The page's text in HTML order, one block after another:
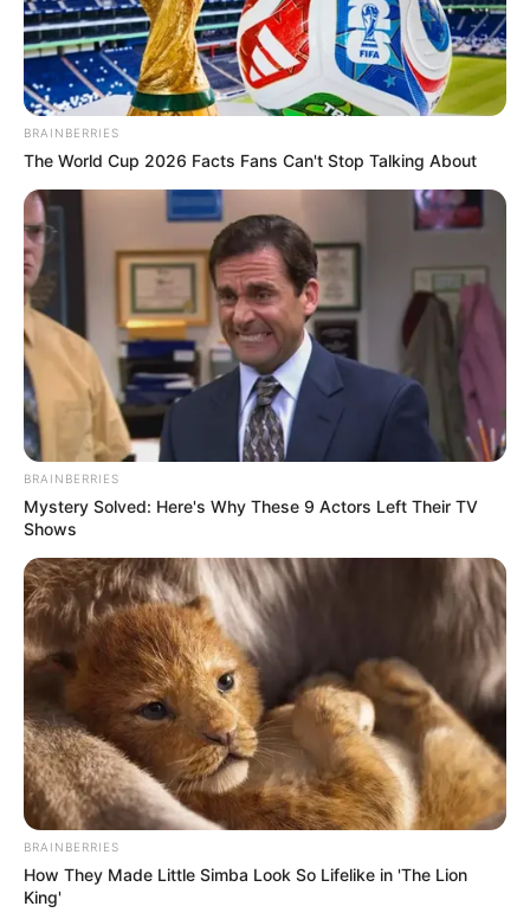
BRAINBERRIES
The World Cup 2026 Facts Fans Can't Stop Talking About
BRAINBERRIES
Mystery Solved: Here's Why These 9 Actors Left Their TV
Shows
BRAINBERRIES
How They Made Little Simba Look So Lifelike in 'The Lion
King'